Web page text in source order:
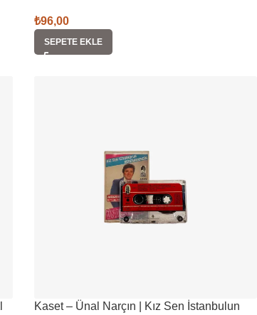
₺96,00
SEPETE EKLE
Kaset – Ünal Narçın | Kız Sen İstanbulun